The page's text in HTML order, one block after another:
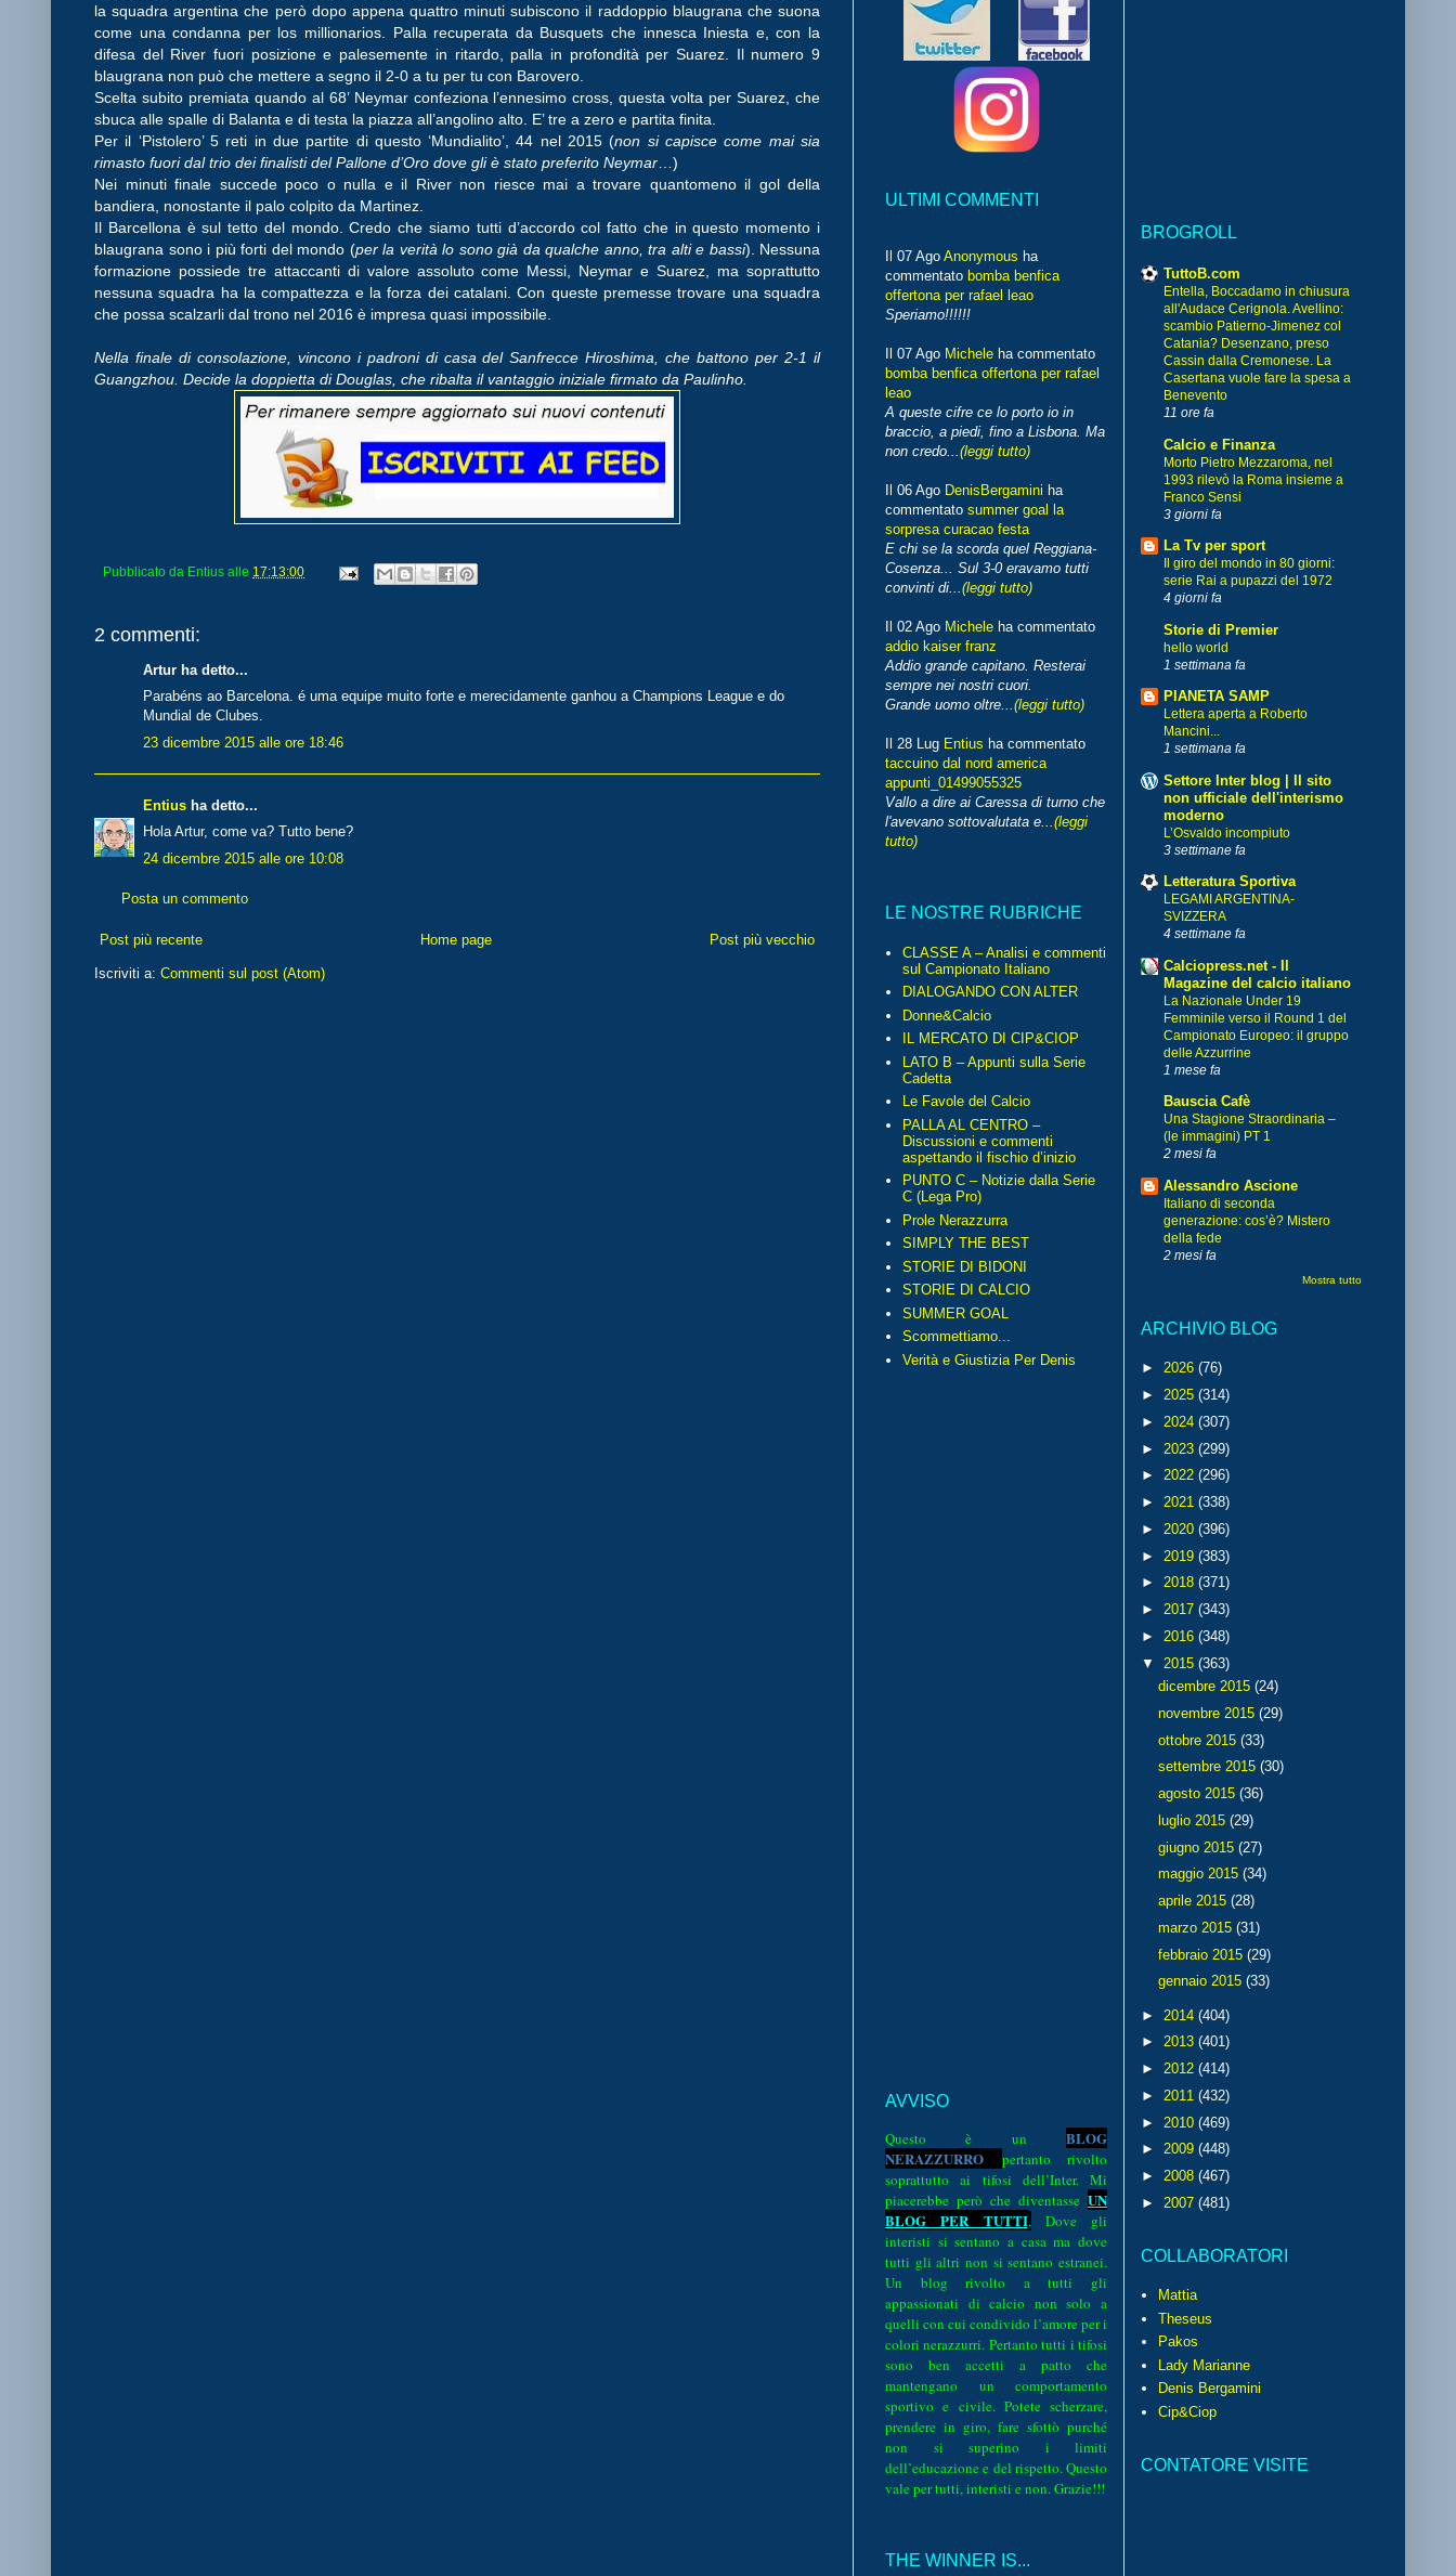
la squadra argentina che però dopo appena quattro minuti subiscono il raddoppio blaugrana che suona
come una condanna per los millionarios. Palla recuperata da Busquets che innesca Iniesta e, con la
difesa del River fuori posizione e palesemente in ritardo, palla in profondità per Suarez. Il numero 9
blaugrana non può che mettere a segno il 2-0 a tu per tu con Barovero.
Scelta subito premiata quando al 68’ Neymar confeziona l’ennesimo cross, questa volta per Suarez, che
sbuca alle spalle di Balanta e di testa la piazza all’angolino alto. E’ tre a zero e partita finita.
Per il ‘Pistolero’ 5 reti in due partite di questo ‘Mundialito’, 44 nel 2015 (non si capisce come mai sia
rimasto fuori dal trio dei finalisti del Pallone d’Oro dove gli è stato preferito Neymar …)
Nei minuti finale succede poco o nulla e il River non riesce mai a trovare quantomeno il gol della
bandiera, nonostante il palo colpito da Martinez.
Il Barcellona è sul tetto del mondo. Credo che siamo tutti d’accordo col fatto che in questo momento i
blaugrana sono i più forti del mondo (per la verità lo sono già da qualche anno, tra alti e bassi). Nessuna
formazione possiede tre attaccanti di valore assoluto come Messi, Neymar e Suarez, ma soprattutto
nessuna squadra ha la compattezza e la forza dei catalani. Con queste premesse trovare una squadra
che possa scalzarli dal trono nel 2016 è impresa quasi impossibile.
Nella finale di consolazione, vincono i padroni di casa del Sanfrecce Hiroshima, che battono per 2-1 il
Guangzhou. Decide la doppietta di Douglas, che ribalta il vantaggio iniziale firmato da Paulinho.
Pubblicato da Entius alle 17:13:00
2 commenti:
Artur ha detto...
Parabéns ao Barcelona. é uma equipe muito forte e merecidamente ganhou a Champions League e do
Mundial de Clubes.
23 dicembre 2015 alle ore 18:46
Entius ha detto...
Hola Artur, come va? Tutto bene?
24 dicembre 2015 alle ore 10:08
Posta un commento
Post più recente Post più vecchio
Home page
Iscriviti a: Commenti sul post (Atom)
ULTIMI COMMENTI
Il 07 Ago Anonymous ha
commentato bomba benfica
offertona per rafael leao
Speriamo!!!!!!
Il 07 Ago Michele ha commentato
bomba benfica offertona per rafael
leao
A queste cifre ce lo porto io in
braccio, a piedi, fino a Lisbona. Ma
non credo...(leggi tutto)
Il 06 Ago DenisBergamini ha
commentato summer goal la
sorpresa curacao festa
E chi se la scorda quel Reggiana-
Cosenza... Sul 3-0 eravamo tutti
convinti di...(leggi tutto)
Il 02 Ago Michele ha commentato
addio kaiser franz
Addio grande capitano. Resterai
sempre nei nostri cuori.
Grande uomo oltre...(leggi tutto)
Il 28 Lug Entius ha commentato
taccuino dal nord america
appunti_01499055325
Vallo a dire ai Caressa di turno che
l'avevano sottovalutata e...(leggi
tutto)
LE NOSTRE RUBRICHE
CLASSE A – Analisi e commenti
sul Campionato Italiano
DIALOGANDO CON ALTER
Donne&Calcio
IL MERCATO DI CIP&CIOP
LATO B – Appunti sulla Serie
Cadetta
Le Favole del Calcio
PALLA AL CENTRO –
Discussioni e commenti
aspettando il fischio d’inizio
PUNTO C – Notizie dalla Serie
C (Lega Pro)
Prole Nerazzurra
SIMPLY THE BEST
STORIE DI BIDONI
STORIE DI CALCIO
SUMMER GOAL
Scommettiamo...
Verità e Giustizia Per Denis
AVVISO
Questo è un BLOG
NERAZZURRO pertanto rivolto
soprattutto ai tifosi dell’Inter. Mi
piacerebbe però che diventasse UN
BLOG PER TUTTI.
Dove gli
interisti si sentano a casa ma dove
tutti gli altri non si sentano estranei.
Un blog rivolto a tutti gli
appassionati di calcio non solo a
quelli con cui condivido l’amore per i
colori nerazzurri. Pertanto tutti i tifosi
sono ben accetti a patto che
mantengano un comportamento
sportivo e civile. Potete scherzare,
prendere in giro, fare sfottò purché
non si superino i limiti
dell’educazione e del rispetto. Questo
vale per tutti, interisti e non. Grazie!!!
THE WINNER IS...
BROGROLL
TuttoB.com
Entella, Boccadamo in chiusura
all'Audace Cerignola. Avellino:
scambio Patierno-Jimenez col
Catania? Desenzano, preso
Cassin dalla Cremonese. La
Casertana vuole fare la spesa a
Benevento
11 ore fa
Calcio e Finanza
Morto Pietro Mezzaroma, nel
1993 rilevò la Roma insieme a
Franco Sensi
3 giorni fa
La Tv per sport
Il giro del mondo in 80 giorni:
serie Rai a pupazzi del 1972
4 giorni fa
Storie di Premier
hello world
1 settimana fa
PIANETA SAMP
Lettera aperta a Roberto
Mancini...
1 settimana fa
Settore Inter blog | Il sito
non ufficiale dell'interismo
moderno
L’Osvaldo incompiuto
3 settimane fa
Letteratura Sportiva
LEGAMI ARGENTINA-
SVIZZERA
4 settimane fa
Calciopress.net - Il
Magazine del calcio italiano
La Nazionale Under 19
Femminile verso il Round 1 del
Campionato Europeo: il gruppo
delle Azzurrine
1 mese fa
Bauscia Cafè
Una Stagione Straordinaria –
(le immagini) PT 1
2 mesi fa
Alessandro Ascione
Italiano di seconda
generazione: cos’è? Mistero
della fede
2 mesi fa
Mostra tutto
ARCHIVIO BLOG
► 2026 (76)
► 2025 (314)
► 2024 (307)
► 2023 (299)
► 2022 (296)
► 2021 (338)
► 2020 (396)
► 2019 (383)
► 2018 (371)
► 2017 (343)
► 2016 (348)
▼ 2015 (363)
dicembre 2015 (24)
novembre 2015 (29)
ottobre 2015 (33)
settembre 2015 (30)
agosto 2015 (36)
luglio 2015 (29)
giugno 2015 (27)
maggio 2015 (34)
aprile 2015 (28)
marzo 2015 (31)
febbraio 2015 (29)
gennaio 2015 (33)
► 2014 (404)
► 2013 (401)
► 2012 (414)
► 2011 (432)
► 2010 (469)
► 2009 (448)
► 2008 (467)
► 2007 (481)
COLLABORATORI
Mattia
Theseus
Pakos
Lady Marianne
Denis Bergamini
Cip&Ciop
CONTATORE VISITE